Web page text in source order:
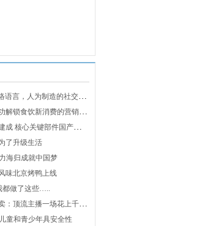
1. 内卷、躺平、yyds……网络语言，人为制造的社交屏障？
2. 打好手中这三张王牌，成功解锁食饮新消费的营销密码
3. 国内最大海上风电场全部建成 核心关键部件国产化攻关未来可期
了升级生活
海归成就中国梦
味北京烤鸭上线
都做了这些…..
8. 直播带货内卷下的流量买卖：顶流主播一场花上千万元，红利消退焦虑暴增
童和青少年具安全性